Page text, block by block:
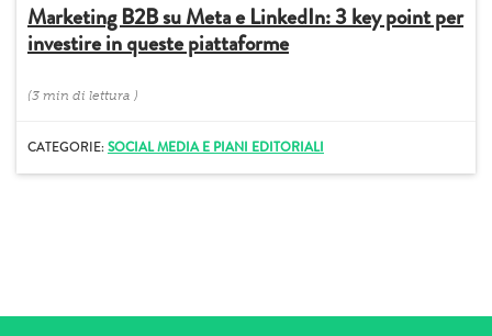
Marketing B2B su Meta e LinkedIn: 3 key point per
investire in queste piattaforme
(3 min di lettura )
CATEGORIE:SOCIAL MEDIA E PIANI EDITORIALI